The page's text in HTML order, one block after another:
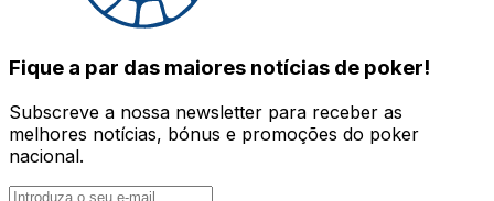
Fique a par das maiores notícias de poker!
Subscreve a nossa newsletter para receber as
melhores notícias, bónus e promoções do poker
nacional.